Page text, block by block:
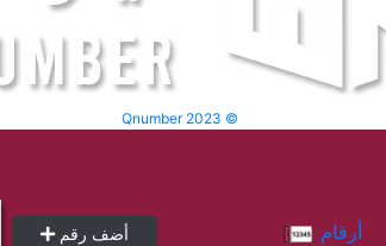
Qnumber 2023 ©
أضف رقم